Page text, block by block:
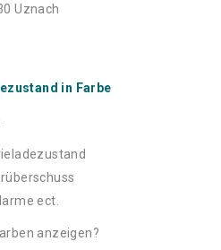
Uznach
in Farbe
ect.
anzeigen?